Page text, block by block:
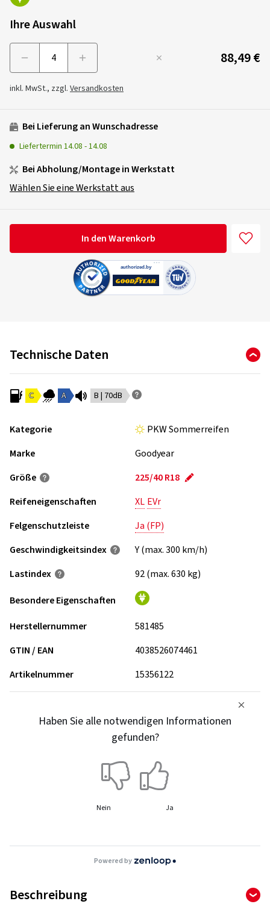
Ihre Auswahl
88,49 €
inkl. MwSt., zzgl. Versandkosten
Bei Lieferung an Wunschadresse
Liefertermin 14.08 -14.08
Bei Abholung/Montage in Werkstatt
Wählen Sie eine Werkstatt aus
In den Warenkorb
Technische Daten
C A B | 70dB
Kategorie
PKW Sommerreifen
Marke
Goodyear
Größe
225/40 R18
Reifeneigenschaften
XL EVr
Felgenschutzleiste
Ja (FP)
Geschwindigkeits­index
Y (max. 300 km/h)
Lastindex
92 (max. 630 kg)
Besondere Eigenschaften
Herstellernummer
581485
GTIN / EAN
4038526074461
Artikelnummer
15356122
Haben Sie alle notwendigen Informationen
gefunden?
Nein Ja
Powered by
Beschreibung